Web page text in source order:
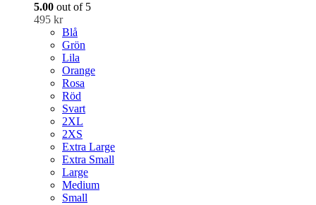
5.00 out of 5
495 kr
Blå
Grön
Lila
Orange
Rosa
Röd
Svart
2XL
2XS
Extra Large
Extra Small
Large
Medium
Small